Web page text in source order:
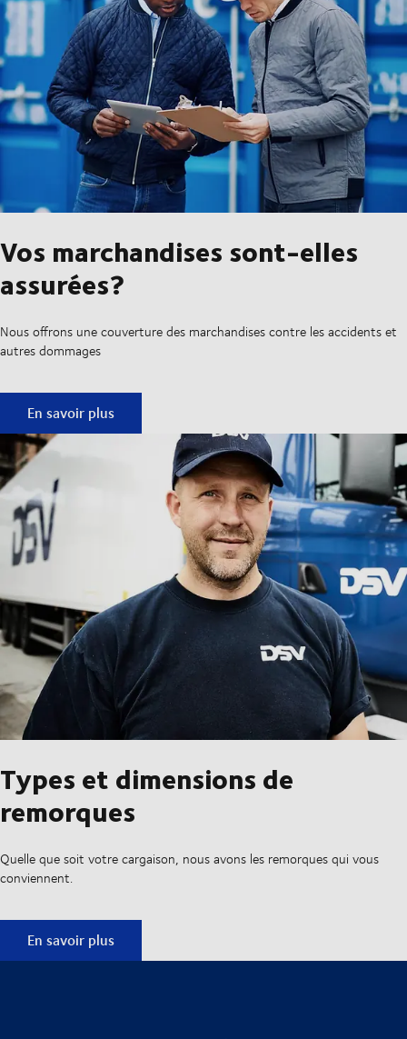
Vos marchandises sont-elles
assurées?
Nous offrons une couverture des marchandises contre les accidents et
autres dommages
Vos marchandises sont-elles assurées?
En savoir plus
Types et dimensions de
remorques
Quelle que soit votre cargaison, nous avons les remorques qui vous
conviennent.
Types et dimensions de remorques
En savoir plus